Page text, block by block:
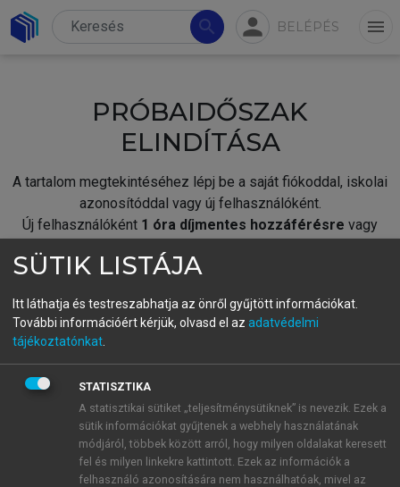
search person BELÉPÉS menu
PRÓBAIDŐSZAK
ELINDÍTÁSA
A tartalom megtekintéséhez lépj be a saját fiókoddal, iskolai
azonosítóddal vagy új felhasználóként.
Új felhasználóként 1 óra díjmentes hozzáférésre vagy
fiókoddal,vagy hozz létre új fiókot.
A regisztráció után apróbaidőszakautomatikusan
BELÉPÉS SAJÁT FIÓKKAL
ÚJ FIÓK LÉTREHOZÁSA
1 óra díjmentes hozzáférés
SÜTIK LISTÁJA
Itt láthatja és testreszabhatja az önről gyűjtött információkat.
További információért kérjük, olvasd el az adatvédelmi
tájékoztatónkat
STATISZTIKA
A statisztikai sütiket „teljesítménysütiknek” is nevezik. Ezek a
sütik információkat gyűjtenek a webhely használatának
módjáról, többek között arról, hogy milyen oldalakat keresett
fel és milyen linkekre kattintott. Ezek az információk a
felhasználó azonosítására nem használhatóak, mivel az